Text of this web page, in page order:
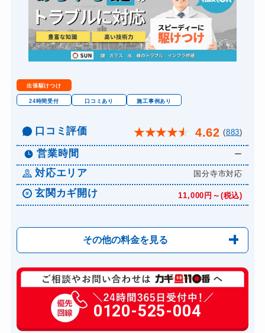
出張駆けつけ
24時間受付 口コミあり 施工事例あり
口コミ評価 ★★★★★ 4.62 (883)
営業時間 ー
対応エリア 国分寺市対応
玄関カギ開け 11,000円～(税込)
その他の料金を見る
玄関カギ修理 6,600円～(税込)
玄関カギ作成 14,300円～(税込)
玄関カギ交換 14,300円～(税込)
0120-525-004